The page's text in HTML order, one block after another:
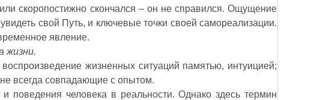
скоропостижно скончался – он не справился. Ощущение
свой Путь, и ключевые точки своей самореализации.
явление.
жизни.
жизненных ситуаций памятью, интуицией;
всегда совпадающие с опытом.
человека в реальности. Однако здесь термин